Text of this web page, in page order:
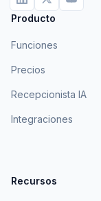
Producto
Funciones
Precios
Recepcionista IA
Integraciones
Recursos